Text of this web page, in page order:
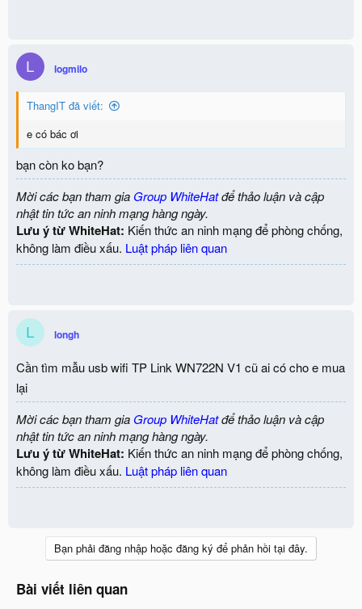
L logmilo
ThangIT đã viết:
e có bác ơi
bạn còn ko bạn?
Mời các bạn tham gia Group WhiteHatđể thảo luận và cập
nhật tin tức an ninh mạng hàng ngày.
Lưu ý từ WhiteHat: Kiến thức an ninh mạng để phòng chống,
không làm điều xấu. Luật pháp liên quan
L longh
Cần tìm mẫu usb wifi TP Link WN722N V1 cũ ai có cho e mua
lại
Mời các bạn tham gia Group WhiteHatđể thảo luận và cập
nhật tin tức an ninh mạng hàng ngày.
Lưu ý từ WhiteHat: Kiến thức an ninh mạng để phòng chống,
không làm điều xấu. Luật pháp liên quan
Bạn phải đăng nhập hoặc đăng ký để phản hồi tại đây.
Bài viết liên quan